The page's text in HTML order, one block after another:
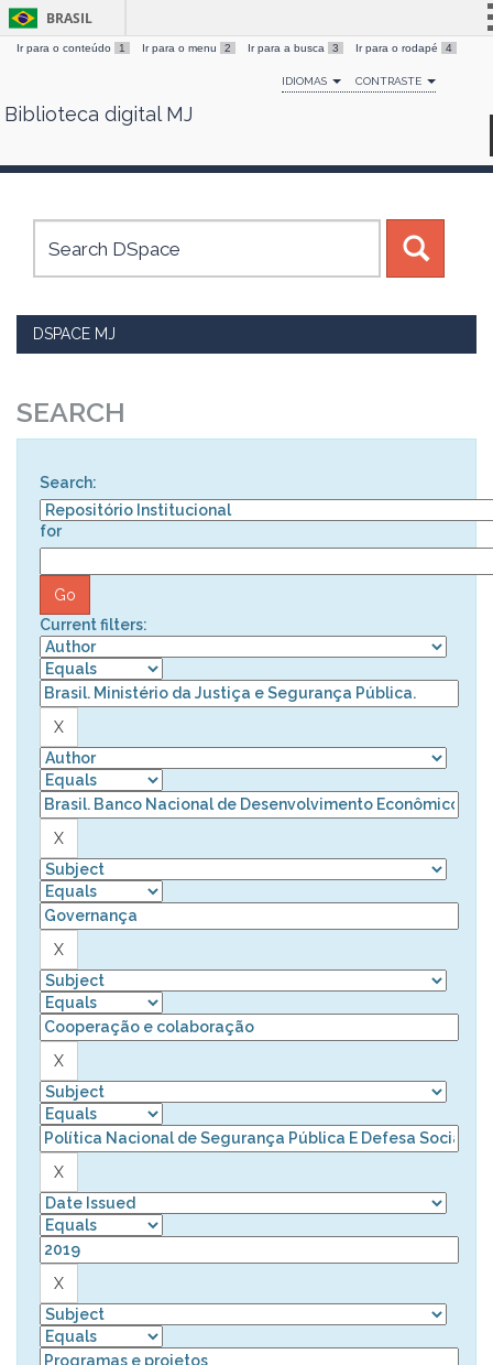
Skip
BRASIL
Simplifique!
Comunica BR
Canais
Ir para o conteúdo 1 Ir para o menu 2 Ir para a busca 3 Ir para o rodapé 4
IDIOMAS CONTRASTE
Biblioteca digital MJ
DSPACE MJ
SEARCH
Search:
for
Current filters: